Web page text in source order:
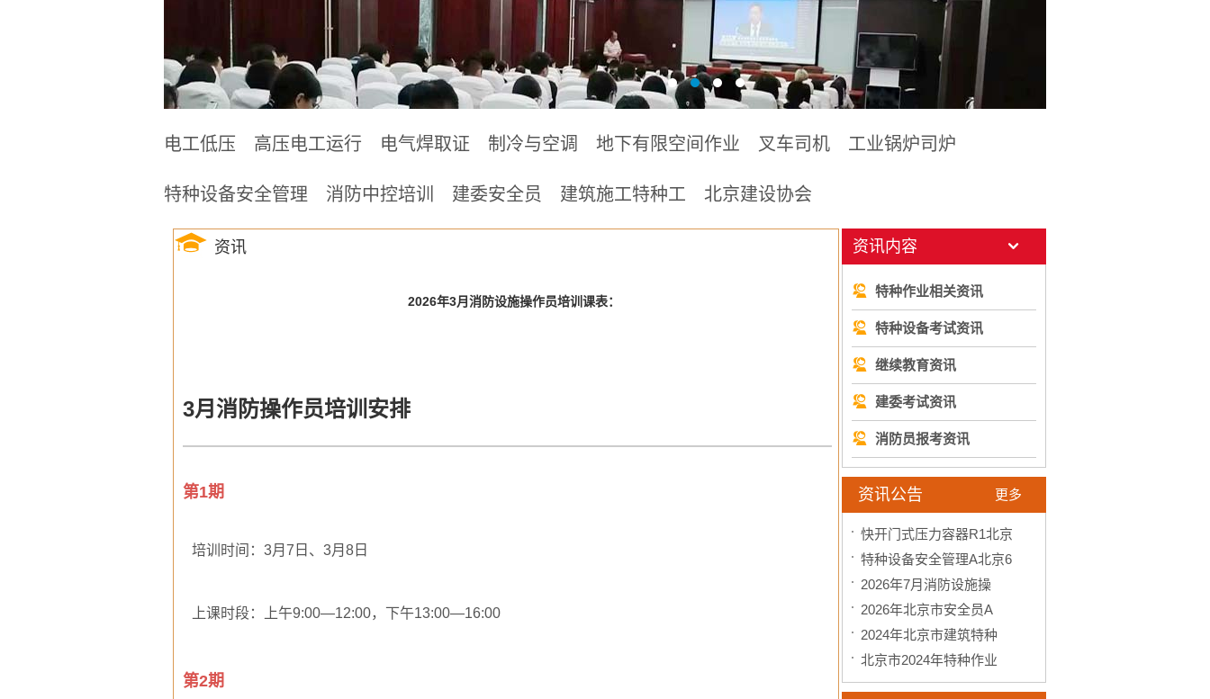
电工低压 高压电工运行 电气焊取证 制冷与空调 地下有限空间作业 叉车司机 工业锅炉司炉
特种设备安全管理 消防中控培训 建委安全员 建筑施工特种工 北京建设协会
资讯内容
特种作业相关资讯
特种设备考试资讯
继续教育资讯
建委考试资讯
消防员报考资讯
资讯公告 更多
快开门式压力容器R1北京
特种设备安全管理A北京6
2026年7月消防设施操
2026年北京市安全员A
2024年北京市建筑特种
北京市2024年特种作业
资讯
2026年3月消防设施操作员培训课表：
3月消防操作员培训安排
第1期
培训时间：3月7日、3月8日
上课时段：上午9:00—12:00，下午13:00—16:00
第2期